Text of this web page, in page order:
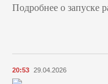
Подробнее о запуске
20:53 29.04.2026